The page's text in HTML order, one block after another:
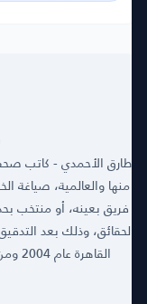
طارق الأحمدي - كاتب
منها والعالمية، صياغة
فريق بعينه، أو منتخب
لحقائق، وذلك بعد
القاهرة عام 2004 ومن حينها وأنا أمارس مهنتي بكل حُب وشغف.